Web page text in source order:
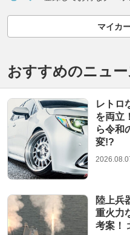
マイカ
おすすめのニュー
レトロ
を両立
ら令和
変!?
陸上兵
重火力
考案！